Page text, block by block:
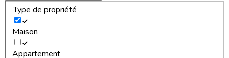
Type de propriété
Maison
Appartement